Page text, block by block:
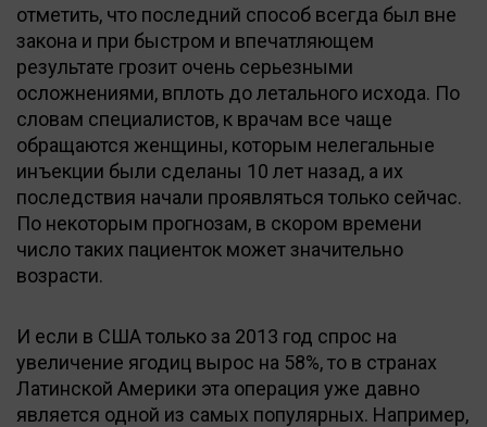
отметить, что последний способ всегда был вне
закона и при быстром и впечатляющем
результате грозит очень серьезными
осложнениями, вплоть до летального исхода. По
словам специалистов, к врачам все чаще
обращаются женщины, которым нелегальные
инъекции были сделаны 10 лет назад, а их
последствия начали проявляться только сейчас.
По некоторым прогнозам, в скором времени
число таких пациенток может значительно
возрасти.
И если в США только за 2013 год спрос на
увеличение ягодиц вырос на 58%, то в странах
Латинской Америки эта операция уже давно
является одной из самых популярных. Например,